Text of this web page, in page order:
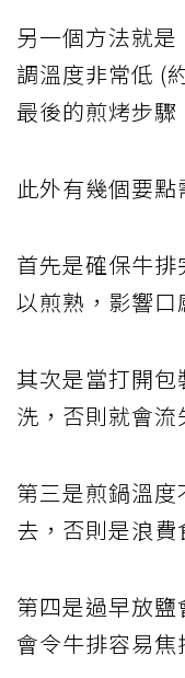
另一個方法就
調溫度非常低 (
最後的煎烤步驟
此外有幾個要點
首先是確保牛
以煎熟，影響口
其次是當打開
洗，否則就會流
第三是煎鍋溫
去，否則是浪費
第四是過早放
會令牛排容易焦